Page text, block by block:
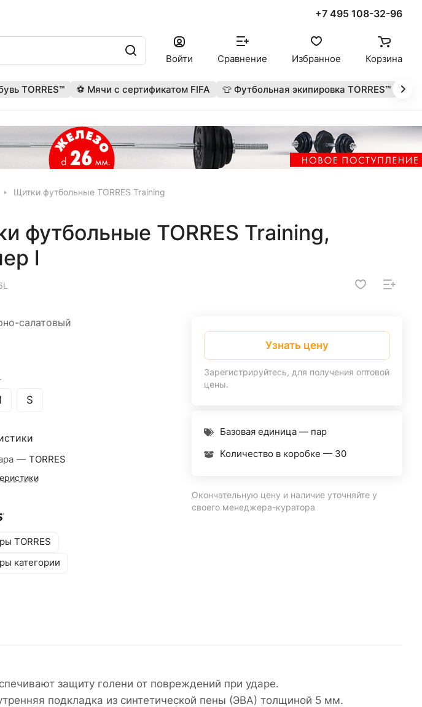
+7 495 108-32-96
Войти Сравнение Избранное Корзина
TORRES™ ⚽ Мячи с сертификатом FIFA 👕 Футбольная экипировка TORRES™ 🔥
Щитки футбольные TORRES Training
футбольные TORRES Training,
l
салатовый
S
— TORRES
TORRES
категории
Узнать цену
Зарегистрируйтесь, для получения оптовой
цены.
Базовая единица — пар
Количество в коробке — 30
Окончательную цену и наличие уточняйте у
своего менеджера-куратора
защиту голени от повреждений при ударе.
подкладка из синтетической пены (ЭВА) толщиной 5 мм.